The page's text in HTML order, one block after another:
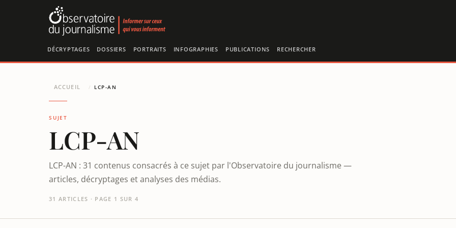
DÉCRYPTAGES DOSSIERS PORTRAITS INFOGRAPHIES PUBLICATIONS RECHERCHER
ACCUEIL / LCP-AN
SUJET
LCP-AN
LCP-AN : 31 contenus consacrés à ce sujet par l'Observatoire du journalisme —
articles, décryptages et analyses des médias.
31 ARTICLES · PAGE 1 SUR 4
Panneau de gestion des cookies